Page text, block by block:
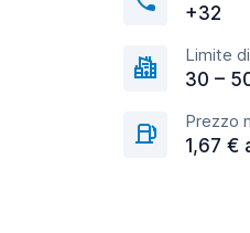
+32
Limite
30 –
Prezzo
1,67 €